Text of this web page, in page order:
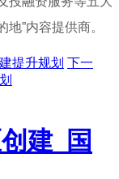
”内容提供商。
提升规划 下一